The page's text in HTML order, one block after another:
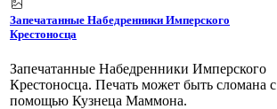
Запечатанные Набедренники Имперского
Крестоносца
Запечатанные Набедренники Имперского
Крестоносца. Печать может быть сломана с
помощью Кузнеца Маммона.